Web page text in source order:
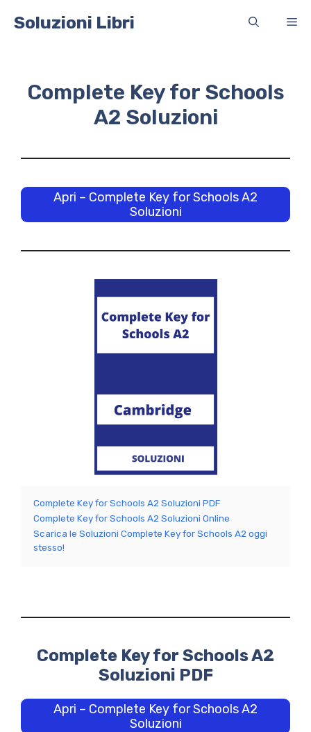
Soluzioni Libri
Complete Key for Schools
A2 Soluzioni
Apri – Complete Key for Schools A2
Soluzioni
Complete Key for Schools A2 Soluzioni PDF
Complete Key for Schools A2 Soluzioni Online
Scarica le Soluzioni Complete Key for Schools A2 oggi
stesso!
Complete Key for Schools A2
Soluzioni PDF
Apri – Complete Key for Schools A2
Soluzioni